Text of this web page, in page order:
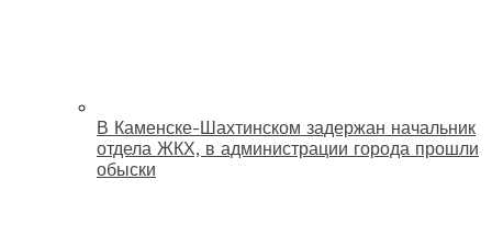
В Каменске-Шахтинском задержан начальник
отдела ЖКХ, в администрации города прошли
обыски